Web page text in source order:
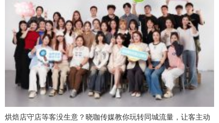
烘焙店守店等客没生意？晓咖传媒教你玩转同城流量，让客主动